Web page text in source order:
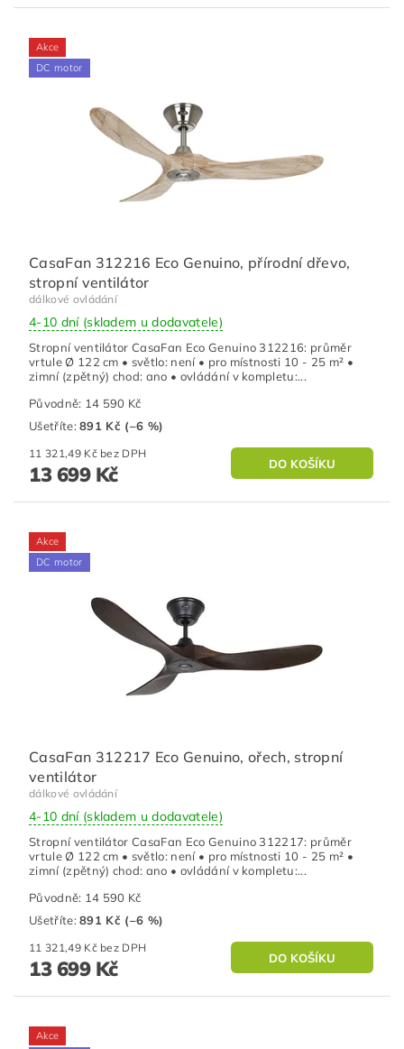
Akce
DC motor
CasaFan 312216 Eco Genuino, přírodní dřevo,
stropní ventilátor
dálkové ovládání
4-10 dní (skladem u dodavatele)
Stropní ventilátor CasaFan Eco Genuino 312216: průměr
vrtule Ø 122 cm • světlo: není • pro místnosti 10 - 25 m² •
zimní (zpětný) chod: ano • ovládání v kompletu:...
Původně: 14 590 Kč
Ušetříte:891 Kč (–6 %)
11 321,49 Kč bez DPH
13 699 Kč
Akce
DC motor
CasaFan 312217 Eco Genuino, ořech, stropní
ventilátor
dálkové ovládání
4-10 dní (skladem u dodavatele)
Stropní ventilátor CasaFan Eco Genuino 312217: průměr
vrtule Ø 122 cm • světlo: není • pro místnosti 10 - 25 m² •
zimní (zpětný) chod: ano • ovládání v kompletu:...
Původně: 14 590 Kč
Ušetříte:891 Kč (–6 %)
11 321,49 Kč bez DPH
13 699 Kč
Akce